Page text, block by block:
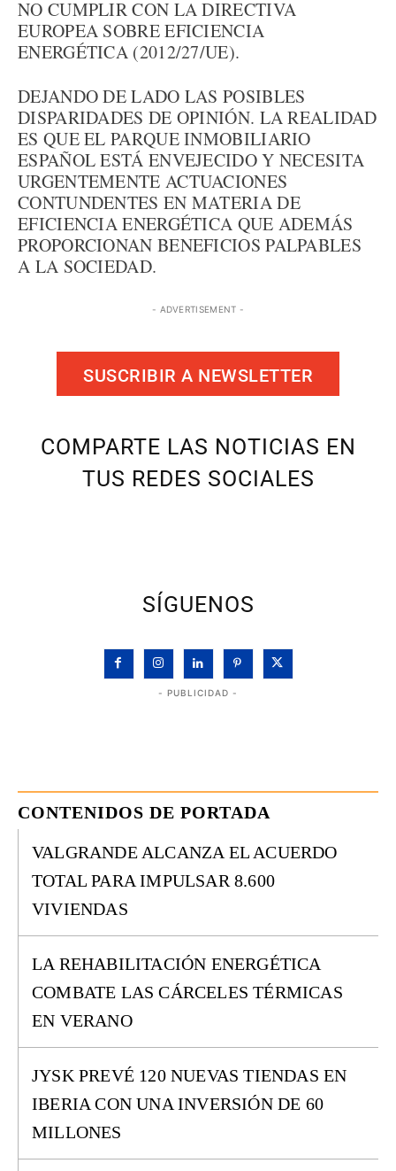
NO CUMPLIR CON LA DIRECTIVA
EUROPEA SOBRE EFICIENCIA
ENERGÉTICA (2012/27/UE).
DEJANDO DE LADO LAS POSIBLES
DISPARIDADES DE OPINIÓN. LA REALIDAD
ES QUE EL PARQUE INMOBILIARIO
ESPAÑOL ESTÁ ENVEJECIDO Y NECESITA
URGENTEMENTE ACTUACIONES
CONTUNDENTES EN MATERIA DE
EFICIENCIA ENERGÉTICA QUE ADEMÁS
PROPORCIONAN BENEFICIOS PALPABLES
A LA SOCIEDAD.
- ADVERTISEMENT -
SUSCRIBIR A NEWSLETTER
COMPARTE LAS NOTICIAS EN
TUS REDES SOCIALES
SÍGUENOS
- PUBLICIDAD -
CONTENIDOS DE PORTADA
VALGRANDE ALCANZA EL ACUERDO
TOTAL PARA IMPULSAR 8.600
VIVIENDAS
LA REHABILITACIÓN ENERGÉTICA
COMBATE LAS CÁRCELES TÉRMICAS
EN VERANO
JYSK PREVÉ 120 NUEVAS TIENDAS EN
IBERIA CON UNA INVERSIÓN DE 60
MILLONES